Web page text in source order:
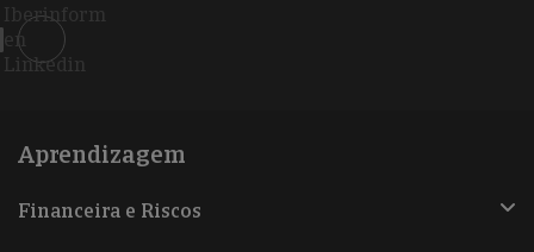
Iberinform
en
Linkedin
Aprendizagem
Financeira e Riscos